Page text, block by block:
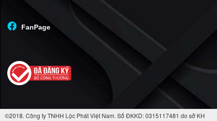
FanPage
©2018. Công ty TNHH Lộc Phát Việt Nam. Số ĐKKD: 0315117481 do sở KH